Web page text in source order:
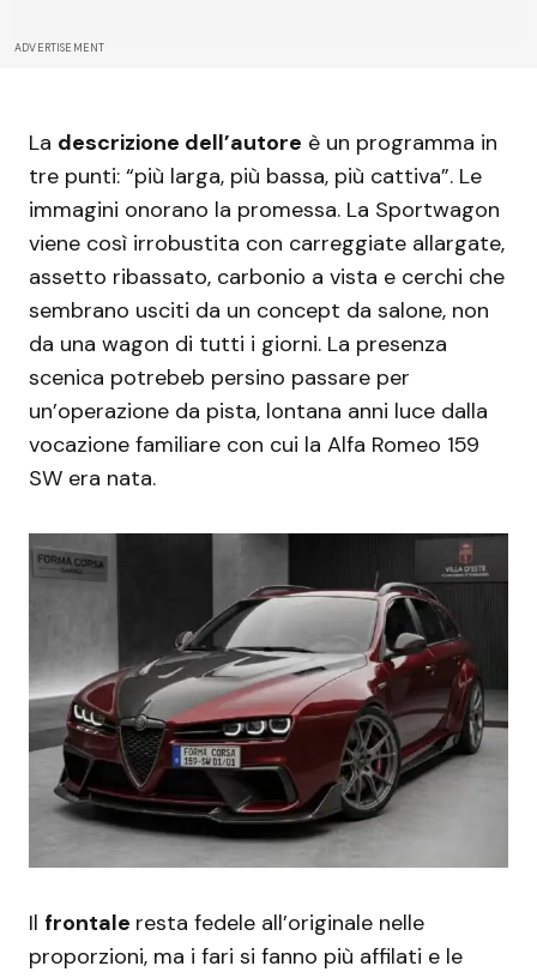
ADVERTISEMENT
La descrizione dell’autore è un programma in
tre punti: “più larga, più bassa, più cattiva”. Le
immagini onorano la promessa. La Sportwagon
viene così irrobustita con carreggiate allargate,
assetto ribassato, carbonio a vista e cerchi che
sembrano usciti da un concept da salone, non
da una wagon di tutti i giorni. La presenza
scenica potrebeb persino passare per
un’operazione da pista, lontana anni luce dalla
vocazione familiare con cui la Alfa Romeo 159
SW era nata.
Il frontale resta fedele all’originale nelle
proporzioni, ma i fari si fanno più affilati e le